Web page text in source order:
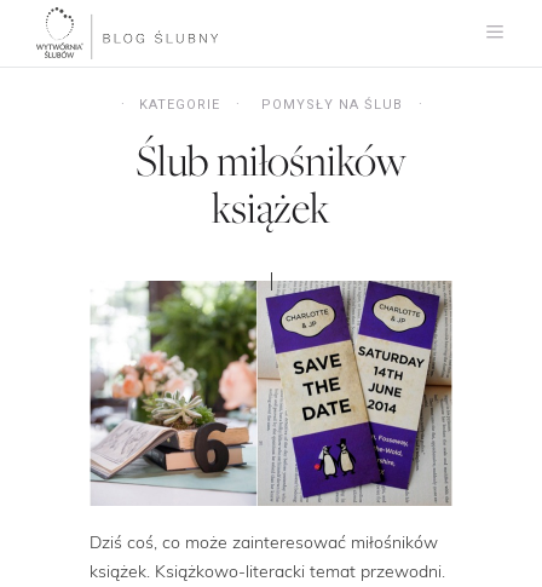
KATEGORIE POMYSŁY NA ŚLUB
Ślub miłośników
książek
Dziś coś, co może zainteresować miłośników
książek. Książkowo-literacki temat przewodni.